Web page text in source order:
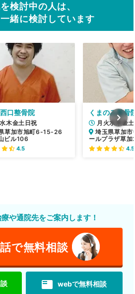
検討中の人は、
緒に検討しています
口整骨院
木金土日祝
草加市旭町6-15-26
ビル106
4.5
くまのみ整
月火水木金
埼玉県草加
ールプラザ草加
4.5
や通院先をご案内します！
で無料相談
featured_play_list webで無料相談